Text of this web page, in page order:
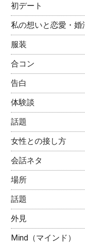
初デート
私の想いと恋愛・
服装
合コン
告白
体験談
話題
女性との接し方
会話ネタ
場所
話題
外見
Mind（マインド）